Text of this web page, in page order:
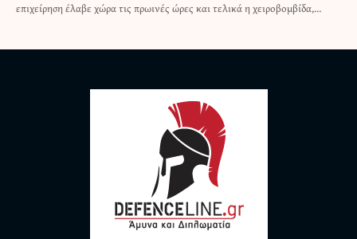
επιχείρηση έλαβε χώρα τις πρωινές ώρες και τελικά η χειροβομβίδα,…